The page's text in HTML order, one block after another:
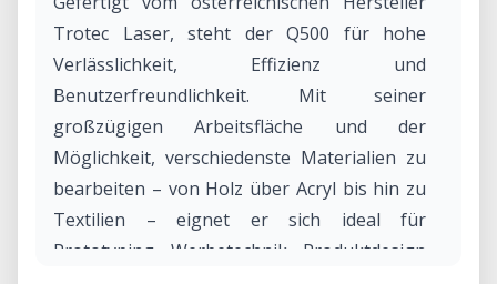
Trotec Laser, steht der Q500 für hohe
Verlässlichkeit, Effizienz und
Benutzerfreundlichkeit. Mit seiner
großzügigen Arbeitsfläche und der
Möglichkeit, verschiedenste Materialien zu
bearbeiten – von Holz über Acryl bis hin zu
Textilien – eignet er sich ideal für
Prototyping, Werbetechnik, Produktdesign